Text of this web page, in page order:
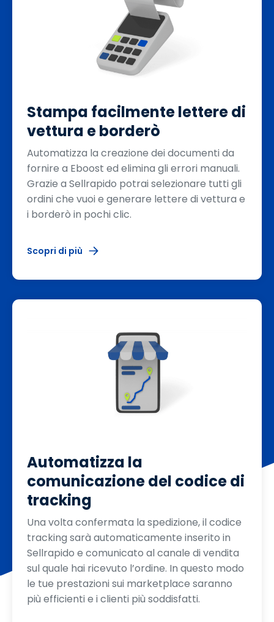
Stampa facilmente lettere di
vettura e borderò
Automatizza la creazione dei documenti da
fornire a Eboost ed elimina gli errori manuali.
Grazie a Sellrapido potrai selezionare tutti gli
ordini che vuoi e generare lettere di vettura e
i borderò in pochi clic.
Scopri di più
Automatizza la
comunicazione del codice di
tracking
Una volta confermata la spedizione, il codice
tracking sarà automaticamente inserito in
Sellrapido e comunicato al canale di vendita
sul quale hai ricevuto l’ordine. In questo modo
le tue prestazioni sui marketplace saranno
più efficienti e i clienti più soddisfatti.